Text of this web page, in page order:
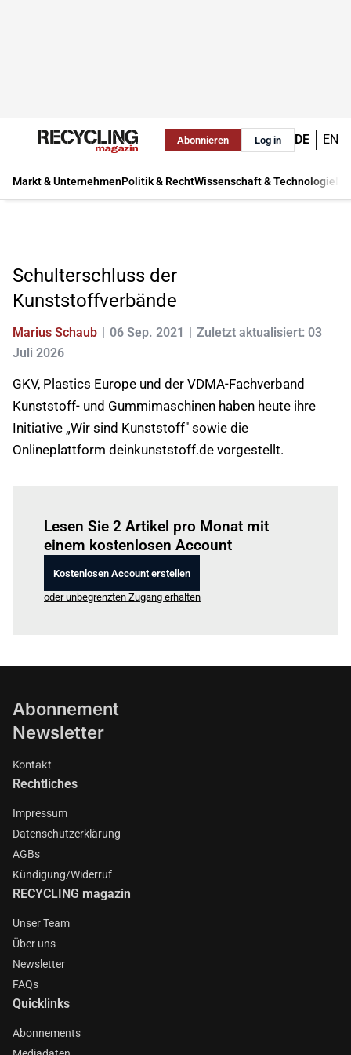
Abonnieren Log in DE EN
Markt & UnternehmenPolitik & RechtWissenschaft & Technologie
Schulterschluss der
Kunststoffverbände
Marius Schaub 06 Sep. 2021
Zuletzt aktualisiert: 03
Juli 2026
GKV, Plastics Europe und der VDMA-Fachverband
Kunststoff- und Gummimaschinen haben heute ihre
Initiative „Wir sind Kunststoff" sowie die
Onlineplattform deinkunststoff.de vorgestellt.
Lesen Sie 2 Artikel pro Monat mit
einem kostenlosen Account
Kostenlosen Account erstellen
oder unbegrenzten Zugang erhalten
Abonnement
Newsletter
Kontakt
Rechtliches
Impressum
Datenschutzerklärung
AGBs
Kündigung/Widerruf
RECYCLING magazin
Unser Team
Über uns
Newsletter
FAQs
Quicklinks
Abonnements